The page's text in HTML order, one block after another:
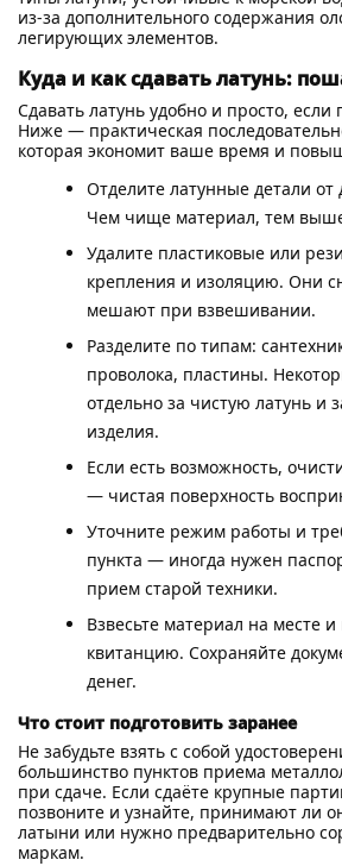
из-за дополнительного содержания
легирующих элементов.
Куда и как сдавать латунь:
Сдавать латунь удобно и просто, если
Ниже — практическая
которая экономит ваше время и
Отделите латунные детали от
Чем чище материал, тем
Удалите пластиковые или
крепления и изоляцию. Они
мешают при взвешивании.
Разделите по типам:
проволока, пластины.
отдельно за чистую латунь и
изделия.
Если есть возможность,
— чистая поверхность
Уточните режим работы и
пункта — иногда нужен
прием старой техники.
Взвесьте материал на месте
квитанцию. Сохраняйте
денег.
Что стоит подготовить заранее
Не забудьте взять с собой
большинство пунктов приема
при сдаче. Если сдаёте крупные
позвоните и узнайте, принимают ли
латыни или нужно предварительно
маркам.